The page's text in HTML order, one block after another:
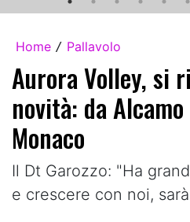
Home / Pallavolo
Aurora Volley, si
novità: da
Monaco
Il Dt Garozzo: "Ha
e crescere con noi,